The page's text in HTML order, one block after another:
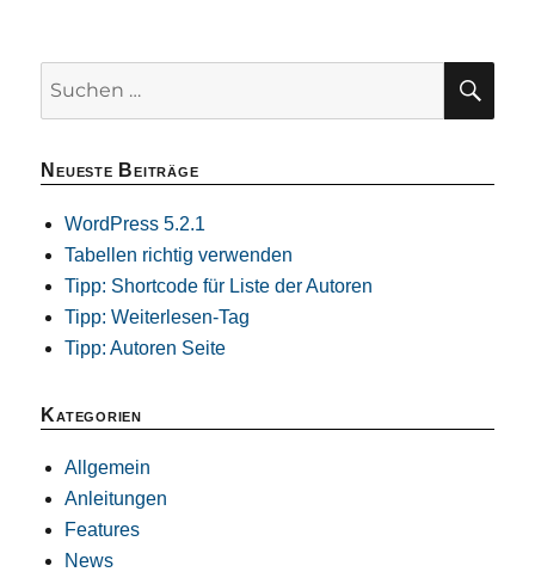
Neueste Beiträge
WordPress 5.2.1
Tabellen richtig verwenden
Tipp: Shortcode für Liste der Autoren
Tipp: Weiterlesen-Tag
Tipp: Autoren Seite
Kategorien
Allgemein
Anleitungen
Features
News